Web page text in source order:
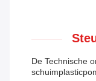
De Technische